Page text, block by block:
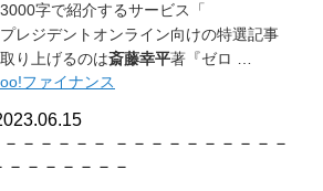
字で紹介するサービス「
プレジデントオンライン向けの特選記事
り上げるのは斎藤幸平著『ゼロ …
ファイナンス
－－－－－ －－－－－－－－－－
－－－－－－－